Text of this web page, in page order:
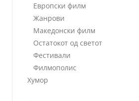
Европски филм
Жанрови
Македонски филм
Остатокот од светот
Фестивали
Филмополис
Хумор